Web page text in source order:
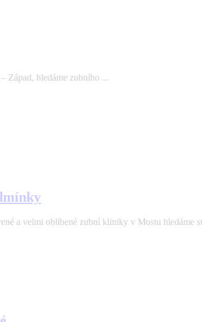
Západ, hledáme zubního ...
velmi oblíbené zubní kliniky v Mostu hledáme